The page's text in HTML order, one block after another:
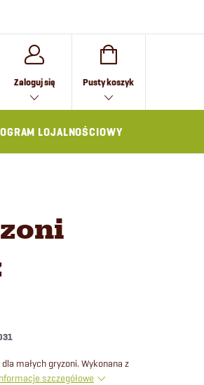
Zaloguj się KOSZYK
Pusty koszyk
LOJALNOŚCIOWY
małych gryzoni. Wykonana z
szczegółowe